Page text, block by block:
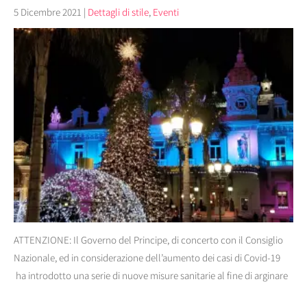
5 Dicembre 2021 | Dettagli di stile, Eventi
ATTENZIONE: Il Governo del Principe, di concerto con il Consiglio
Nazionale, ed in considerazione dell’aumento dei casi di Covid-19
ha introdotto una serie di nuove misure sanitarie al fine di arginare